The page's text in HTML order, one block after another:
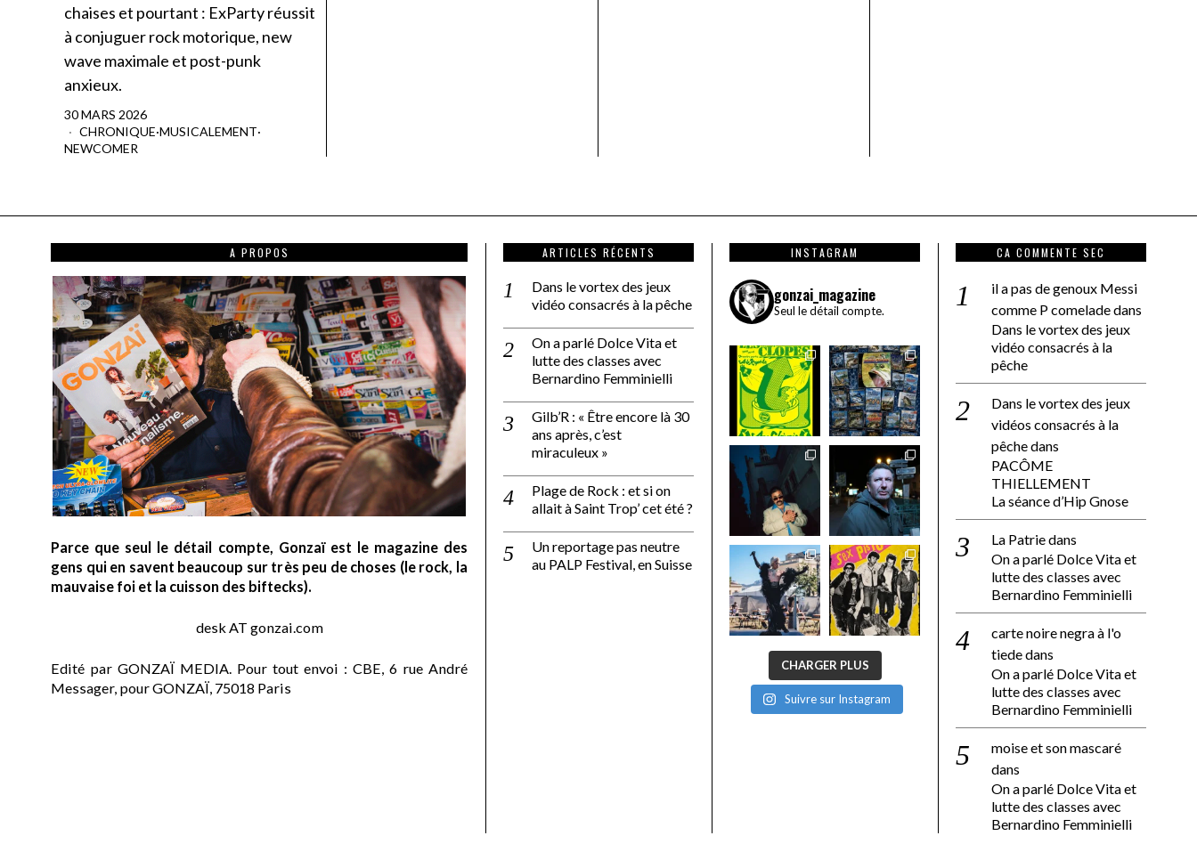
chaises et pourtant : ExParty réussit
à conjuguer rock motorique, new
wave maximale et post-punk
anxieux.
30 MARS 2026
CHRONIQUE·MUSICALEMENT·
NEWCOMER
A PROPOS
Parce que seul le détail compte, Gonzaï est le magazine des
gens qui en savent beaucoup sur très peu de choses (le rock, la
mauvaise foi et la cuisson des biftecks).
desk AT gonzai.com
Edité par GONZAÏ MEDIA. Pour tout envoi : CBE, 6 rue André
Messager, pour GONZAÏ, 75018 Paris
ARTICLES RÉCENTS
Dans le vortex des jeux
vidéo consacrés à la pêche
On a parlé Dolce Vita et
lutte des classes avec
Bernardino Femminielli
Gilb’R : « Être encore là 30
ans après, c’est
miraculeux »
Plage de Rock : et si on
allait à Saint Trop’ cet été ?
Un reportage pas neutre
au PALP Festival, en Suisse
INSTAGRAM
gonzai_magazine
Seul le détail compte.
CHARGER PLUS
Suivre sur Instagram
CA COMMENTE SEC
il a pas de genoux Messi
comme P comeladedans
Dans le vortex des jeux
vidéo consacrés à la
pêche
Dans le vortex des jeux
vidéos consacrés à la
pêchedans
PACÔME
THIELLEMENT
La séance d’Hip Gnose
La Patriedans
On a parlé Dolce Vita et
lutte des classes avec
Bernardino Femminielli
carte noire negra à l'o
tiededans
On a parlé Dolce Vita et
lutte des classes avec
Bernardino Femminielli
moise et son mascaré
dans
On a parlé Dolce Vita et
lutte des classes avec
Bernardino Femminielli